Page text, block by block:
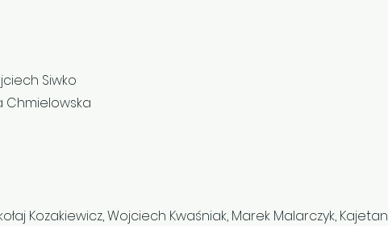
Siwko
Chmielowska
Kozakiewicz, Wojciech Kwaśniak, Marek Malarczyk, Kajetan